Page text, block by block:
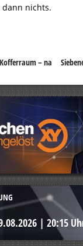
nichts.
– na
| 20:15